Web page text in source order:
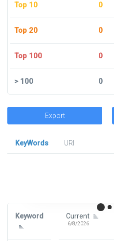
Top 10 0
Top 20 0
Top 100 0
>100 0
Export
KeyWords
URl
Keyword Current
6/8/2026